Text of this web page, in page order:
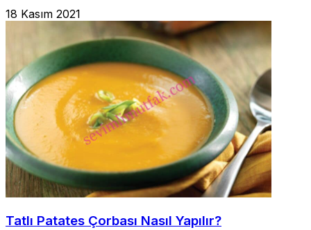
18 Kasım 2021
Tatlı Patates Çorbası Nasıl Yapılır?